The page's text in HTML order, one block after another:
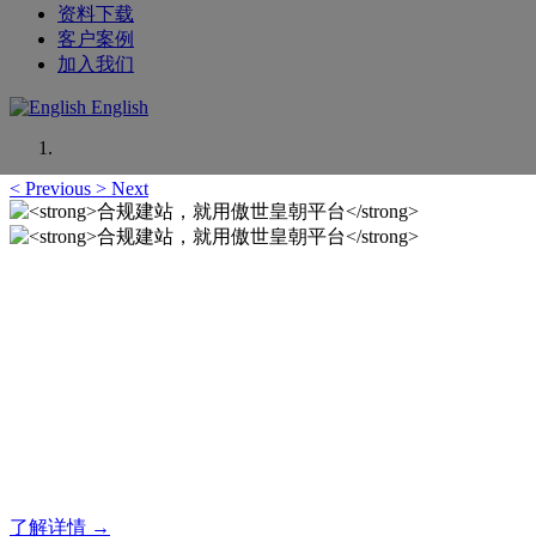
资料下载
客户案例
加入我们
English
< Previous > Next
了解详情 →